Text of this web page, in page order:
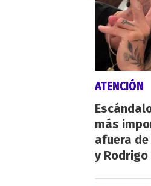
ATENCIÓN
más
afuera
y Rodrigo